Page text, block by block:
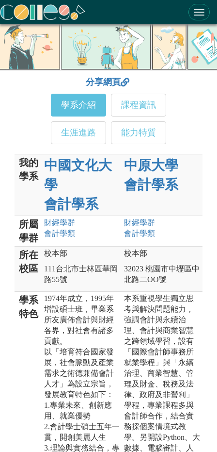
ColleGo! 大學選才與高中育才輔助系統
分享網頁
學系介紹 課程資訊
生涯進路 能力特質
我的
學系
中國文化大
學
會計學系
中原大學
會計學系
所屬
學群
財經學群
會計學類
財經學群
會計學類
所在
校區
校本部
111台北市士林區華岡
路55號
校本部
32023 桃園市中壢區中
北路二OO號
學系
特色
1974年成立，1995年
增設碩士班，畢業系
所友廣佈會計與財經
各界，對社會有諸多
貢獻。
以「培育符合國家發
展，社會脈動及產業
需求之術德兼備會計
人才」為設立宗旨，
發展教育特色如下：
1.專業未來、創新應
用、就業優勢
2.會計學士碩士五年一
貫，開創美麗人生
3.理論與實務結合，專
本系重視學生獨立思
考與解決問題能力，
強調會計與永續治
理、會計與商業智慧
之跨領域學習，設有
「國際會計師事務所
就業學程」與「永續
治理、商業智慧、管
理及財金、稅務及法
律、政府及非營利」
學程，專業課程多與
會計師合作，結合實
務採個案情境式教
學。另開設Python、大
數據、電腦審計、人